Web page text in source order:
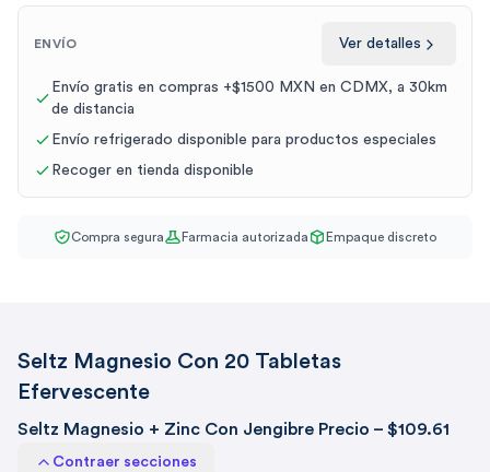
ENVÍO Ver detalles
Envío gratis en compras +$1500 MXN en CDMX, a 30km
de distancia
Envío refrigerado disponible para productos especiales
Recoger en tienda disponible
Compra segura Farmacia autorizada Empaque discreto
Seltz Magnesio Con 20 Tabletas
Efervescente
Seltz Magnesio + Zinc Con Jengibre Precio – $109.61
Contraer secciones